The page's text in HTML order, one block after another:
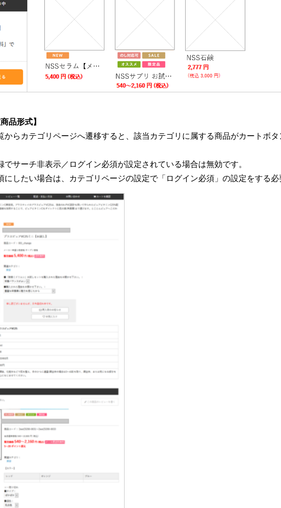
品形式】
からカテゴリページへ遷移すると、該当カテゴリに属する商品がカートボ
でサーチ非表示／ログイン必須が設定されている場合は無効です。
にしたい場合は、カテゴリページの設定で「ログイン必須」の設定をする必